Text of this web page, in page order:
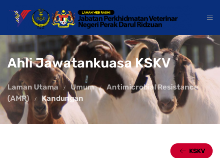
Ahli Jawatankuasa KSKV
Laman Utama Umum
Antimicrobial Resistance
(AMR)
Kandungan
KSKV